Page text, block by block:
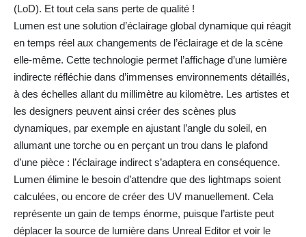
(LoD). Et tout cela sans perte de qualité !
Lumen est une solution d’éclairage global dynamique qui réagit
en temps réel aux changements de l’éclairage et de la scène
elle-même. Cette technologie permet l’affichage d’une lumière
indirecte réfléchie dans d’immenses environnements détaillés,
à des échelles allant du millimètre au kilomètre. Les artistes et
les designers peuvent ainsi créer des scènes plus
dynamiques, par exemple en ajustant l’angle du soleil, en
allumant une torche ou en perçant un trou dans le plafond
d’une pièce : l’éclairage indirect s’adaptera en conséquence.
Lumen élimine le besoin d’attendre que des lightmaps soient
calculées, ou encore de créer des UV manuellement. Cela
représente un gain de temps énorme, puisque l’artiste peut
déplacer la source de lumière dans Unreal Editor et voir le